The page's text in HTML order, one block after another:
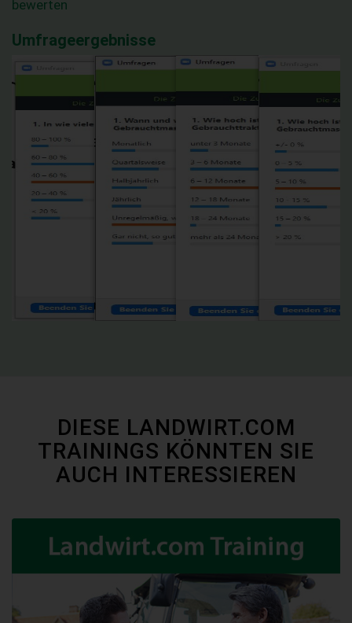
bewerten
Umfrageergebnisse
DIESE LANDWIRT.COM
TRAININGS KÖNNTEN SIE
AUCH INTERESSIEREN